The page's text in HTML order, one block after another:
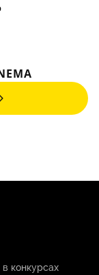
конкурсах